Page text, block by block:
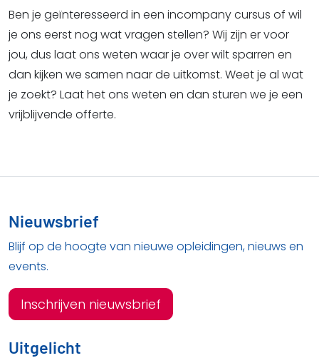
Ben je geïnteresseerd in een incompany cursus of wil
je ons eerst nog wat vragen stellen? Wij zijn er voor
jou, dus laat ons weten waar je over wilt sparren en
dan kijken we samen naar de uitkomst. Weet je al wat
je zoekt? Laat het ons weten en dan sturen we je een
vrijblijvende offerte.
Nieuwsbrief
Blijf op de hoogte van nieuwe opleidingen, nieuws en
events.
Inschrijven nieuwsbrief
Uitgelicht